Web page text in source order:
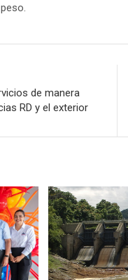
de manera
RD y el exterior